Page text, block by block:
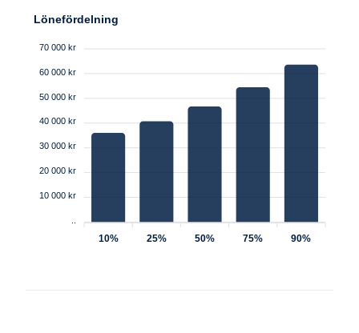
Lönefördelning
70 000 kr
60 000 kr
50 000 kr
40 000 kr
30 000 kr
20 000 kr
10 000 kr
10% 25% 50% 75% 90%